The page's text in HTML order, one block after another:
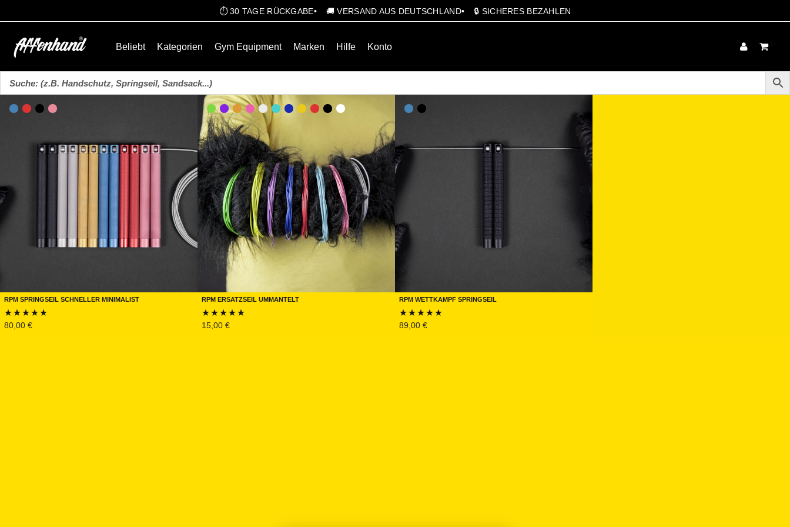
⏱️ 30 TAGE RÜCKGABE 🚚 VERSAND AUS DEUTSCHLAND 🔒 SICHERES BEZAHLEN
Beliebt Kategorien Gym Equipment Marken Hilfe Konto
RPM Springseil Schneller Minimalist
Bewertet mit
80,00 €
RPM Ersatzseil UMMANTELT
Bewertet mit
15,00 €
RPM Wettkampf Springseil
Bewertet mit
89,00 €